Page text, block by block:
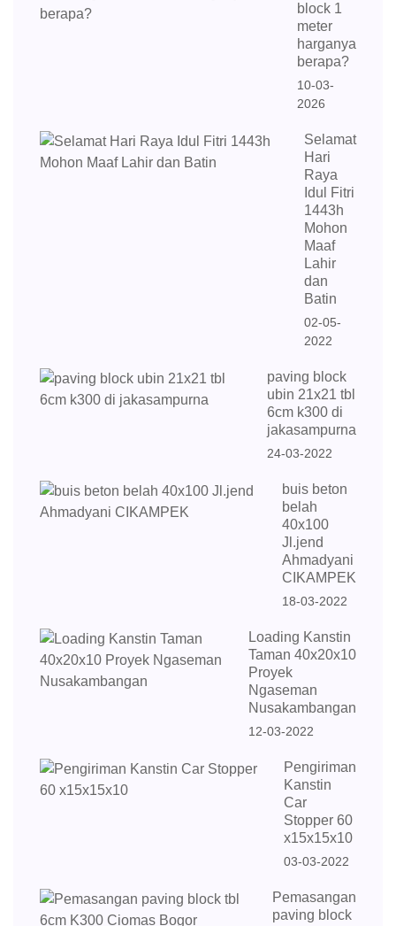
block 1
meter
harganya
berapa?
10-03-
2026
Selamat
Hari
Raya
Idul Fitri
1443h
Mohon
Maaf
Lahir
dan
Batin
02-05-
2022
paving block
ubin 21x21 tbl
6cm k300 di
jakasampurna
24-03-2022
buis beton
belah
40x100
Jl.jend
Ahmadyani
CIKAMPEK
18-03-2022
Loading Kanstin
Taman 40x20x10
Proyek
Ngaseman
Nusakambangan
12-03-2022
Pengiriman
Kanstin
Car
Stopper 60
x15x15x10
03-03-2022
Pemasangan
paving block